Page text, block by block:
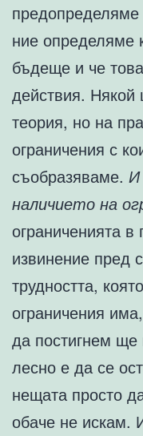
ние определяме
бъдеще и че
действия.
теория, но на
ограничения с
съобразяваме. И
наличието на
ограниченията в
извинение пред
трудността,
ограничения
да постигнем
лесно е да се
нещата просто
обаче не искам.